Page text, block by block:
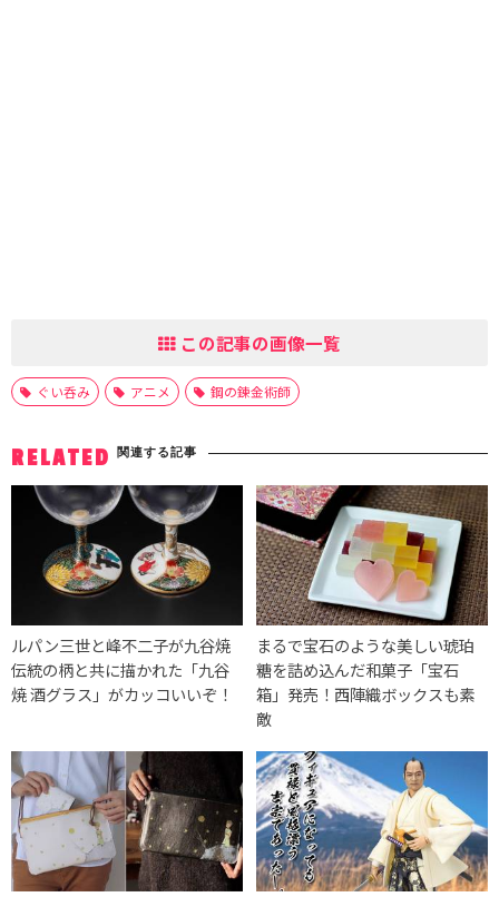
この記事の画像一覧
ぐい呑み アニメ 鋼の錬金術師
RELATED 関連する記事
ルパン三世と峰不二子が九谷焼
伝統の柄と共に描かれた「九谷
焼 酒グラス」がカッコいいぞ！
まるで宝石のような美しい琥珀
糖を詰め込んだ和菓子「宝石
箱」発売！西陣織ボックスも素
敵